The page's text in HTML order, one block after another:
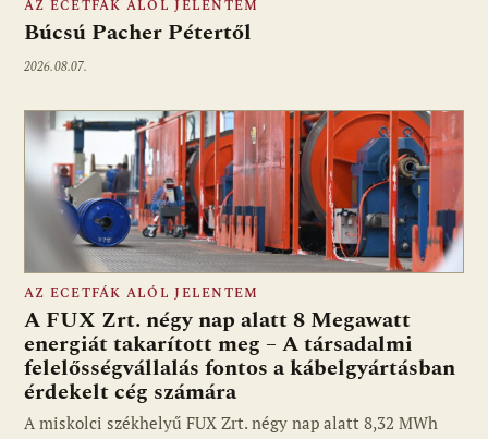
AZ ECETFÁK ALÓL JELENTEM
Búcsú Pacher Pétertől
2026.08.07.
AZ ECETFÁK ALÓL JELENTEM
A FUX Zrt. négy nap alatt 8 Megawatt
energiát takarított meg – A társadalmi
felelősségvállalás fontos a kábelgyártásban
érdekelt cég számára
A miskolci székhelyű FUX Zrt. négy nap alatt 8,32 MWh